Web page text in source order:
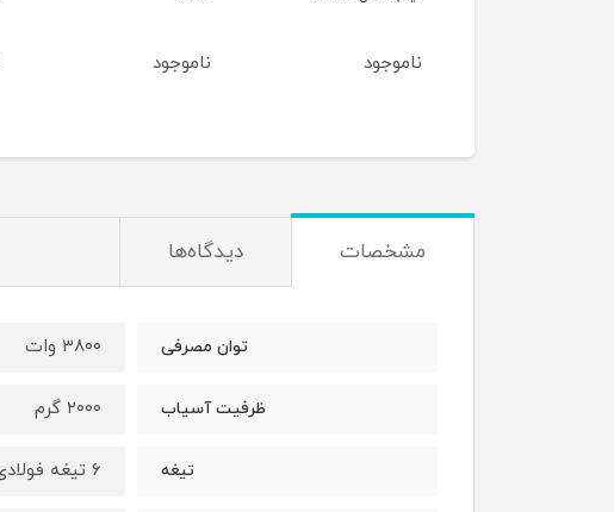
ناموجود ناموجود
مشخصات دیدگاه‌ها
توان مصرفی ۳۸۰۰ وات
ظرفیت آسیاب ۲۰۰۰ گرم
تیغه ۶ تیغه فولادی